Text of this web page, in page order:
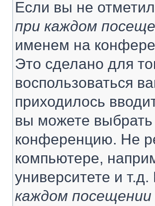
Если вы не
при каждом
именем на
Это сделано для
воспользоваться
приходилось
вы можете выбрать
конференцию. Не
компьютере,
университете и
каждом посещении